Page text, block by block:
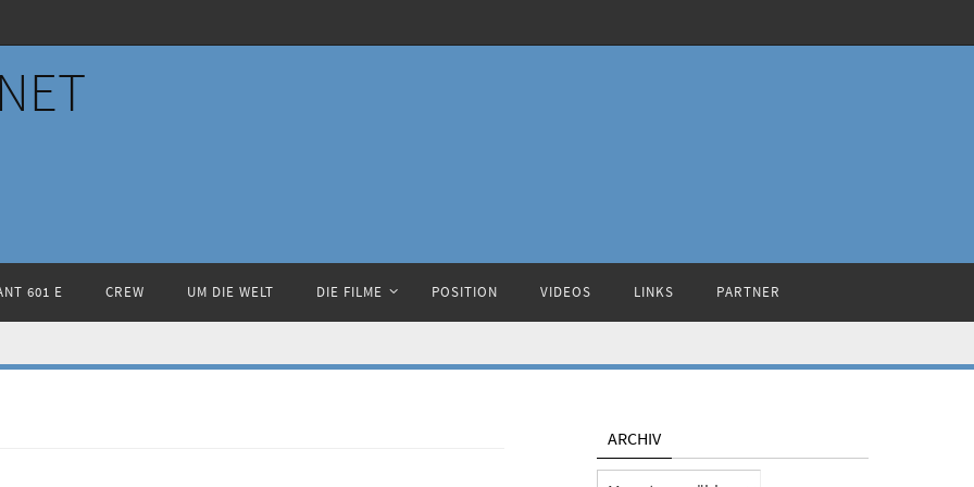
601 E CREW UM DIE WELT DIE FILME POSITION VIDEOS LINKS PARTNER
ARCHIV
Archiv